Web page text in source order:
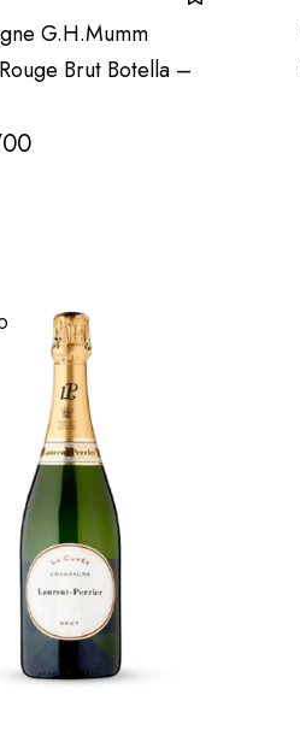
G.H.Mumm
Brut Botella –